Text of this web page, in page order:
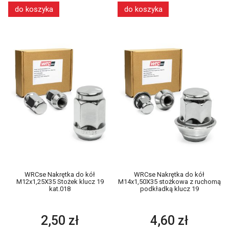
do koszyka do koszyka
WRCse Nakrętka do kół
M12x1,25X35 Stożek klucz 19
kat.018
2,50 zł
WRCse Nakrętka do kół
M14x1,50X35 stożkowa z ruchomą
podkładką klucz 19
4,60 zł